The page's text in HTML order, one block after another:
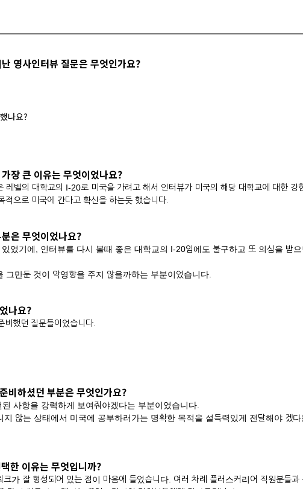
영사인터뷰 질문은 무엇인가요?
나요?
장 큰 이유는 무엇이었나요?
레벨의 대학교의 I-20로 미국을 가려고 해서 인터뷰가 미국의 해당 대학교에 대한 강
으로 미국에 간다고 확신을 하는듯 했습니다.
은 무엇이었나요?
었기에, 인터뷰를 다시 볼때 좋은 대학교의 I-20임에도 불구하고 또 의심을 받
만둔 것이 악영향을 주지 않을까하는 부분이었습니다.
나요?
했던 질문들이었습니다.
비하셨던 부분은 무엇인가요?
사항을 강력하게 보여줘야겠다는 부분이었습니다.
않는 상태에서 미국에 공부하러가는 명확한 목적을 설득력있게 전달해야 겠다
한 이유는 무엇입니까?
가 잘 형성되어 있는 점이 마음에 들었습니다. 여러 차례 플러스커리어 직원분들과